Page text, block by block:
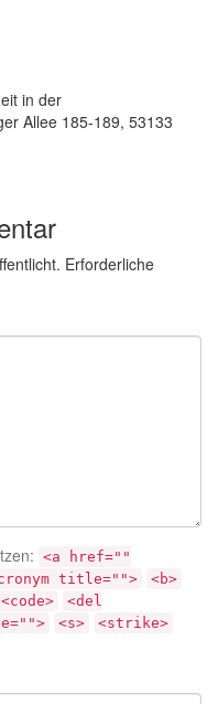
in der
Allee 185-189, 53133
Erforderliche
<a href=""
title="">
<b>
<code>
<del
<s>
<strike>